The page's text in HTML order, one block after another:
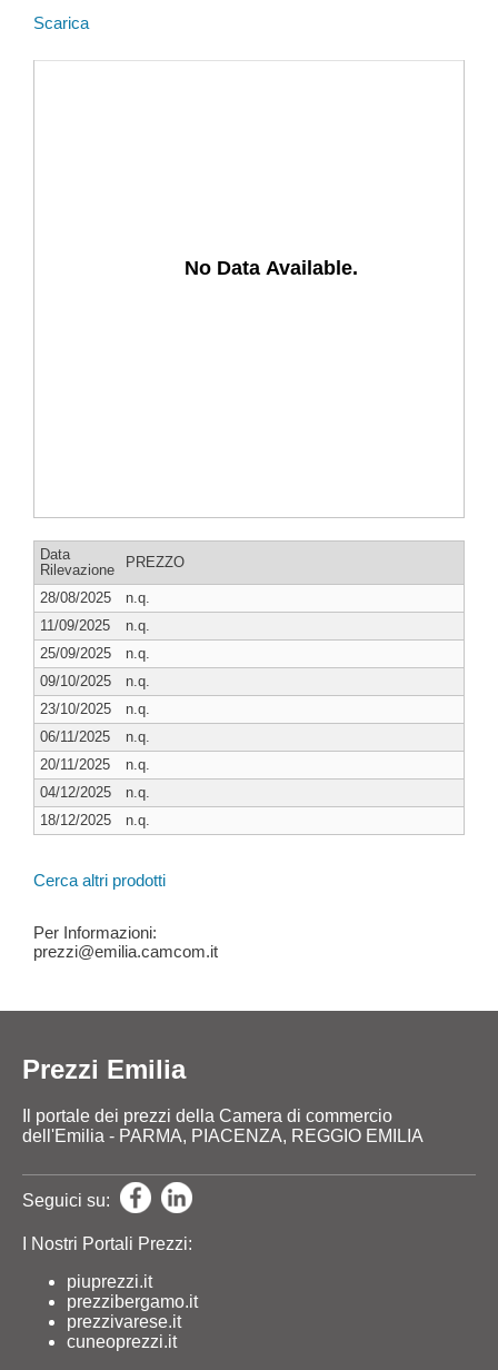
Scarica
No Data Available.
Data
Rilevazione
PREZZO
28/08/2025
n.q.
11/09/2025
n.q.
25/09/2025
n.q.
09/10/2025
n.q.
23/10/2025
n.q.
06/11/2025
n.q.
20/11/2025
n.q.
04/12/2025
n.q.
18/12/2025
n.q.
Cerca altri prodotti
Per Informazioni:
prezzi@emilia.camcom.it
Prezzi Emilia
Il portale dei prezzi della Camera di commercio
dell'Emilia - PARMA, PIACENZA, REGGIO EMILIA
Seguici su:
I Nostri Portali Prezzi:
piuprezzi.it
prezzibergamo.it
prezzivarese.it
cuneoprezzi.it